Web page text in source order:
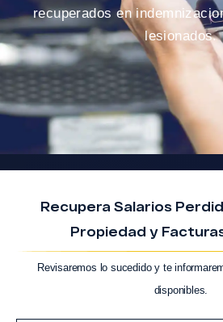
recuperados en
lesionados.
Recupera Salarios
Propiedad y
Revisaremos lo sucedido y te
disponibles.